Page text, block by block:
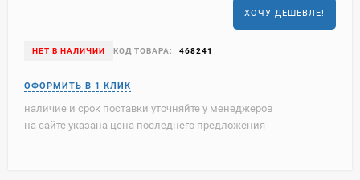
ХОЧУ ДЕШЕВЛЕ!
НЕТ В НАЛИЧИИ КОД ТОВАРА: 468241
наличие и срок поставки уточняйте у менеджеров
на сайте указана цена последнего предложения